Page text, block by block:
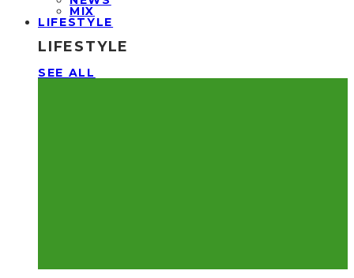
MIX
LIFESTYLE
LIFESTYLE
SEE ALL